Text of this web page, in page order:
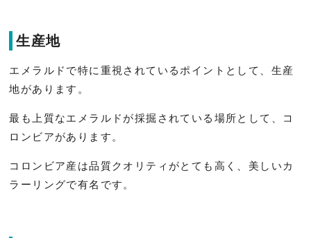
生産地
エメラルドで特に重視されているポイントとして、生産
地があります。
最も上質なエメラルドが採掘されている場所として、コ
ロンビアがあります。
コロンビア産は品質クオリティがとても高く、美しいカ
ラーリングで有名です。